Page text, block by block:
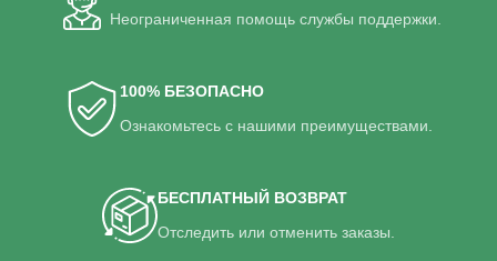
Неограниченная помощь службы поддержки.
100% БЕЗОПАСНО
Ознакомьтесь с нашими преимуществами.
БЕСПЛАТНЫЙ ВОЗВРАТ
Отследить или отменить заказы.